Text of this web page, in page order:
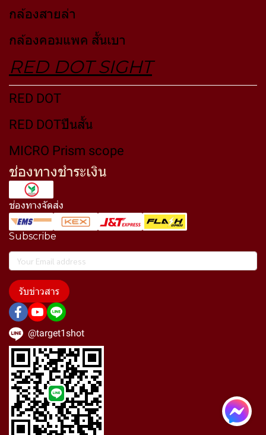
กล้องสายล่า
กล้องคอมแพค สั้นเบา
RED DOT SIGHT
RED DOT
RED DOTปืนสั้น
MICRO Prism scope
ช่องทางชำระเงิน
ช่องทางจัดส่ง
Subscribe
รับข่าวสาร
@target1shot